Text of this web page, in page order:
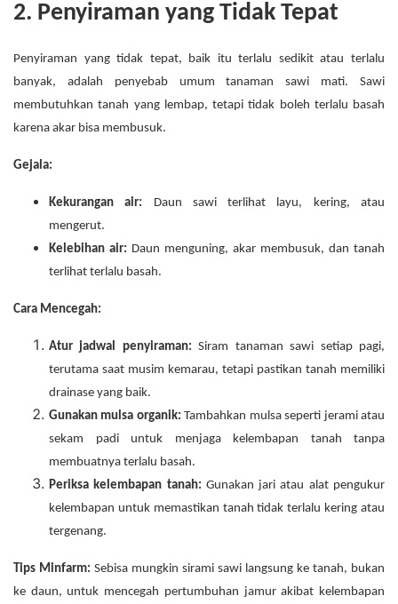
2. Penyiraman yang Tidak Tepat
Penyiraman yang tidak tepat, baik itu terlalu sedikit atau terlalu
banyak, adalah penyebab umum tanaman sawi mati. Sawi
membutuhkan tanah yang lembap, tetapi tidak boleh terlalu basah
karena akar bisa membusuk.
Gejala:
Kekurangan air: Daun sawi terlihat layu, kering, atau
mengerut.
Kelebihan air: Daun menguning, akar membusuk, dan tanah
terlihat terlalu basah.
Cara Mencegah:
Atur jadwal penyiraman: Siram tanaman sawi setiap pagi,
terutama saat musim kemarau, tetapi pastikan tanah memiliki
drainase yang baik.
Gunakan mulsa organik: Tambahkan mulsa seperti jerami atau
sekam padi untuk menjaga kelembapan tanah tanpa
membuatnya terlalu basah.
Periksa kelembapan tanah: Gunakan jari atau alat pengukur
kelembapan untuk memastikan tanah tidak terlalu kering atau
tergenang.
Tips Minfarm: Sebisa mungkin sirami sawi langsung ke tanah, bukan
ke daun, untuk mencegah pertumbuhan jamur akibat kelembapan